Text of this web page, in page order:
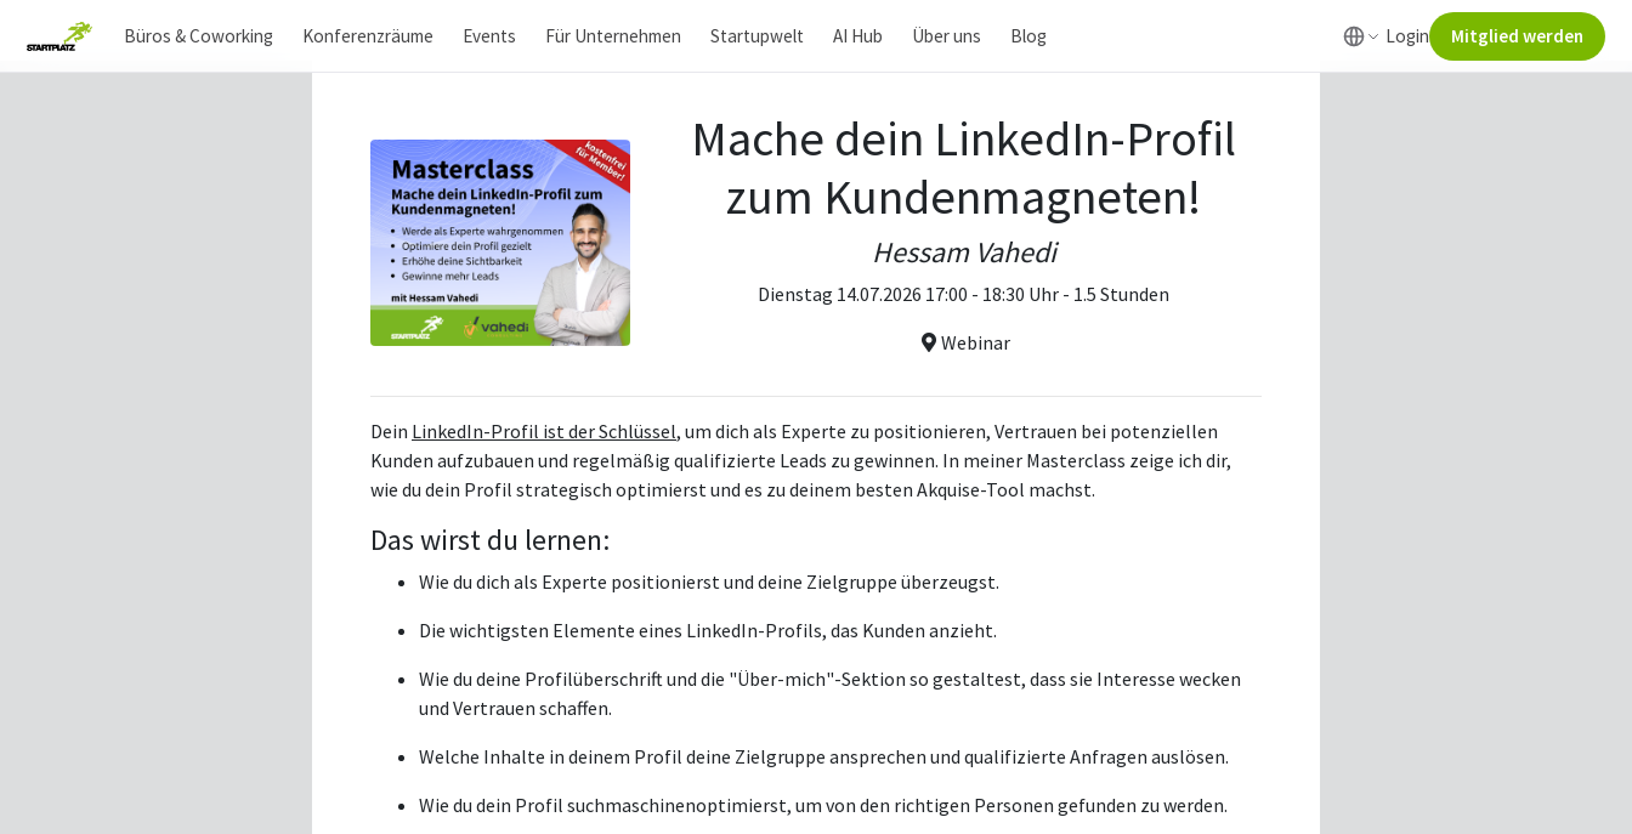
Büros & Coworking Konferenzräume Events Für Unternehmen Startupwelt AI Hub Über uns Blog Login Mitglied werden
Mache dein LinkedIn-Profil
zum Kundenmagneten!
Hessam Vahedi
Dienstag 14.07.2026 17:00 - 18:30 Uhr - 1.5 Stunden
Webinar
Dein LinkedIn-Profil ist der Schlüssel, um dich als Experte zu positionieren, Vertrauen bei potenziellen
Kunden aufzubauen und regelmäßig qualifizierte Leads zu gewinnen. In meiner Masterclass zeige ich dir,
wie du dein Profil strategisch optimierst und es zu deinem besten Akquise-Tool machst.
Das wirst du lernen:
Wie du dich als Experte positionierst und deine Zielgruppe überzeugst.
Die wichtigsten Elemente eines LinkedIn-Profils, das Kunden anzieht.
Wie du deine Profilüberschrift und die "Über-mich"-Sektion so gestaltest, dass sie Interesse wecken
und Vertrauen schaffen.
Welche Inhalte in deinem Profil deine Zielgruppe ansprechen und qualifizierte Anfragen auslösen.
Wie du dein Profil suchmaschinenoptimierst, um von den richtigen Personen gefunden zu werden.